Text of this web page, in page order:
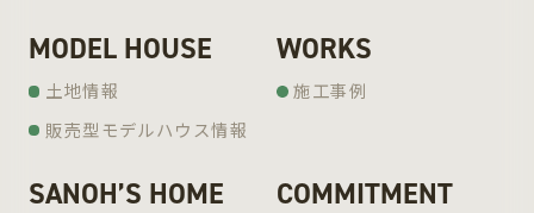
MODEL HOUSE
土地情報
販売型モデルハウス情報
WORKS
施工事例
SANOH’S HOME COMMITMENT